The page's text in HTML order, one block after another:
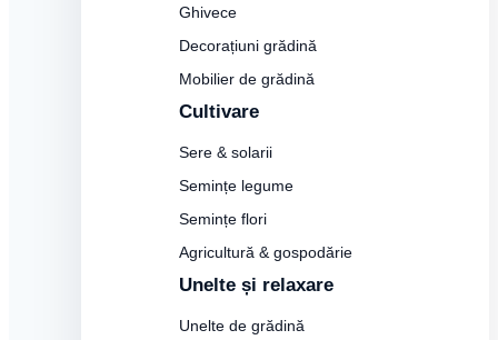
Ghivece
Decorațiuni grădină
Mobilier de grădină
Cultivare
Sere & solarii
Semințe legume
Semințe flori
Agricultură & gospodărie
Unelte și relaxare
Unelte de grădină